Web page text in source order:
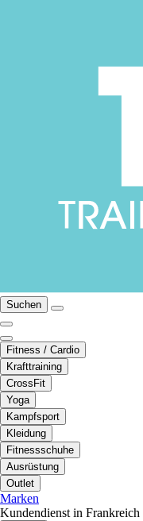
Suchen
Fitness / Cardio
Krafttraining
CrossFit
Yoga
Kampfsport
Kleidung
Fitnessschuhe
Ausrüstung
Outlet
Marken
Kundendienst in Frankreich